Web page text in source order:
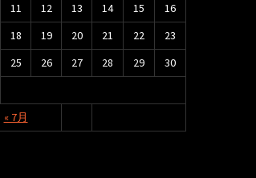
« 7月
11 12 13 14 15
16
18 19 20 21 22
23
25 26 27 28 29
30